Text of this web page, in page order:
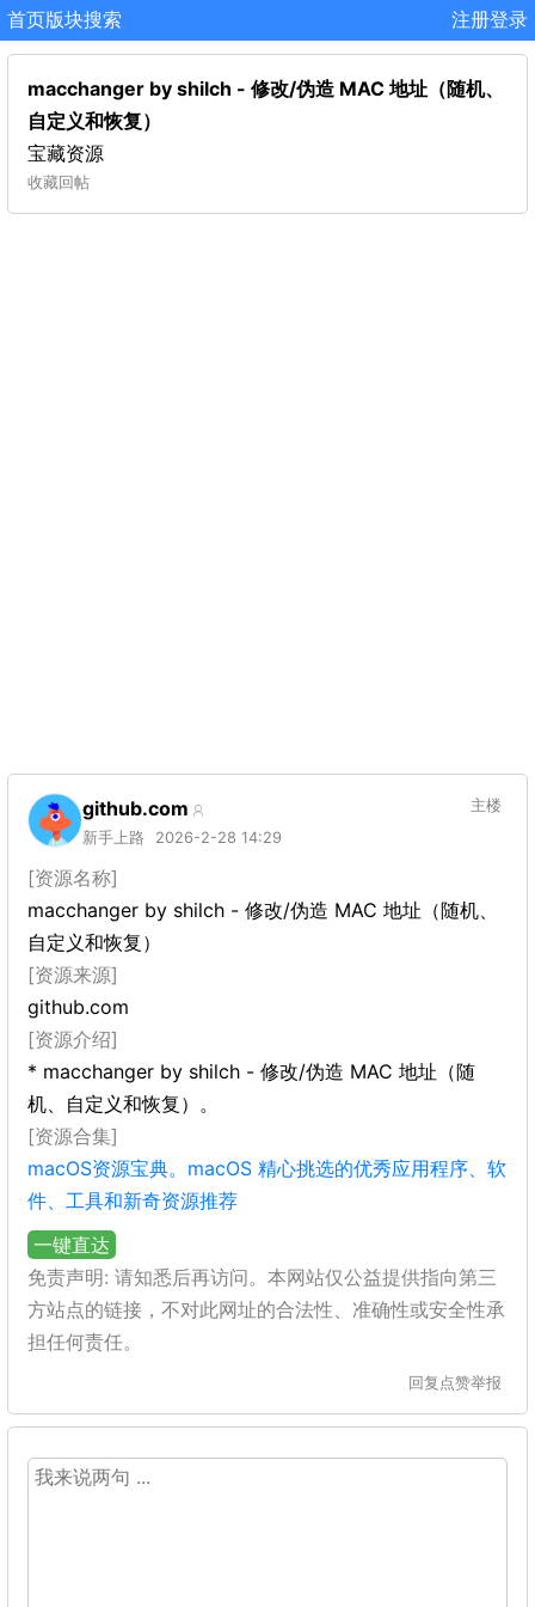
首页版块搜索 注册登录
macchanger by shilch - 修改/伪造 MAC 地址（随机、
自定义和恢复）
宝藏资源
收藏回帖
github.com
新手上路 2026-2-28 14:29
主楼
[资源名称]
macchanger by shilch - 修改/伪造 MAC 地址（随机、
自定义和恢复）
[资源来源]
github.com
[资源介绍]
* macchanger by shilch - 修改/伪造 MAC 地址（随
机、自定义和恢复）。
[资源合集]
macOS资源宝典。macOS 精心挑选的优秀应用程序、软
件、工具和新奇资源推荐
一键直达
免责声明: 请知悉后再访问。本网站仅公益提供指向第三
方站点的链接，不对此网址的合法性、准确性或安全性承
担任何责任。
回复 点赞举报